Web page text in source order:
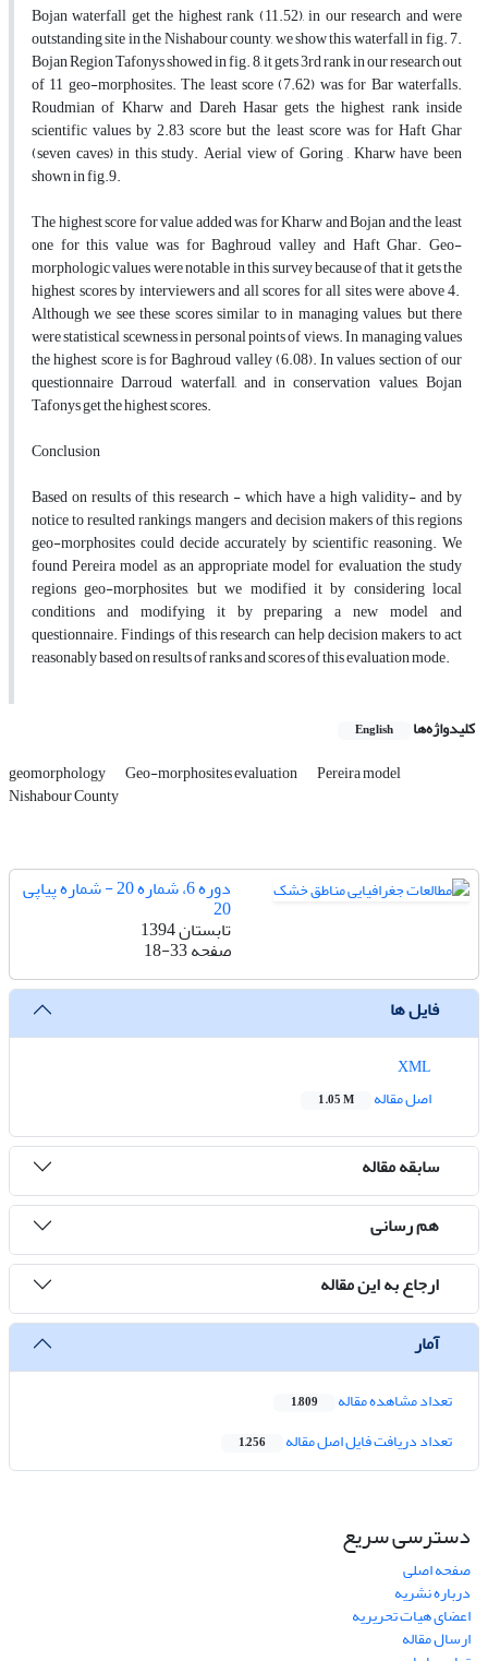
Bojan waterfall get the highest rank (11.52), in our research and were
outstanding site in the Nishabour county, we show this waterfall in fig. 7.
Bojan Region Tafonys showed in fig. 8, it gets 3rd rank in our research out
of 11 geo-morphosites. The least score (7.62) was for Bar waterfalls.
Roudmian of Kharw and Dareh Hasar gets the highest rank inside
scientific values by 2.83 score but the least score was for Haft Ghar
(seven caves) in this study. Aerial view of Goring , Kharw have been
shown in fig.9.
The highest score for value added was for Kharw and Bojan and the least
one for this value was for Baghroud valley and Haft Ghar. Geo-
morphologic values were notable in this survey because of that it gets the
highest scores by interviewers and all scores for all sites were above 4.
Although we see these scores similar to in managing values, but there
were statistical scewness in personal points of views. In managing values
the highest score is for Baghroud valley (6.08). In values section of our
questionnaire Darroud waterfall, and in conservation values, Bojan
Tafonys get the highest scores.
Conclusion
Based on results of this research - which have a high validity- and by
notice to resulted rankings, mangers and decision makers of this regions
geo-morphosites could decide accurately by scientific reasoning. We
found Pereira model as an appropriate model for evaluation the study
regions geo-morphosites, but we modified it by considering local
conditions and modifying it by preparing a new model and
questionnaire. Findings of this research can help decision makers to act
reasonably based on results of ranks and scores of this evaluation mode.
کلیدواژه‌ها English
geomorphology Geo-morphosites evaluation Pereira model
Nishabour County
دوره 6، شماره 20 - شماره پیاپی
20
تابستان 1394
صفحه18-33
فایل ها
اصل مقاله
1.05 M
سابقه مقاله
هم رسانی
ارجاع به این مقاله
آمار
تعداد مشاهده مقاله 1,809
تعداد دریافت فایل اصل مقاله 1,256
دسترسی سریع
صفحه اصلی
درباره نشریه
اعضای هیات تحریریه
ارسال مقاله